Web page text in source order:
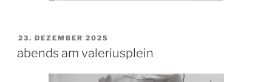
VERÖFFENTLICHT
AM
23. DEZEMBER 2025
abends am valeriusplein